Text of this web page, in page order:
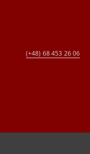
(+48) 68 453 26 06